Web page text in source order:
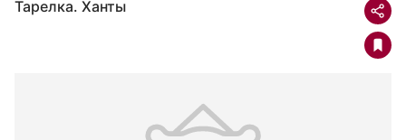
Тарелка. Ханты